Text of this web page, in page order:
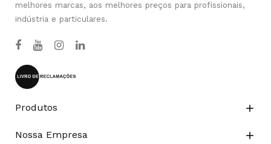
melhores marcas, aos melhores preços para profissionais,
indústria e particulares.
Produtos 
Nossa Empresa 